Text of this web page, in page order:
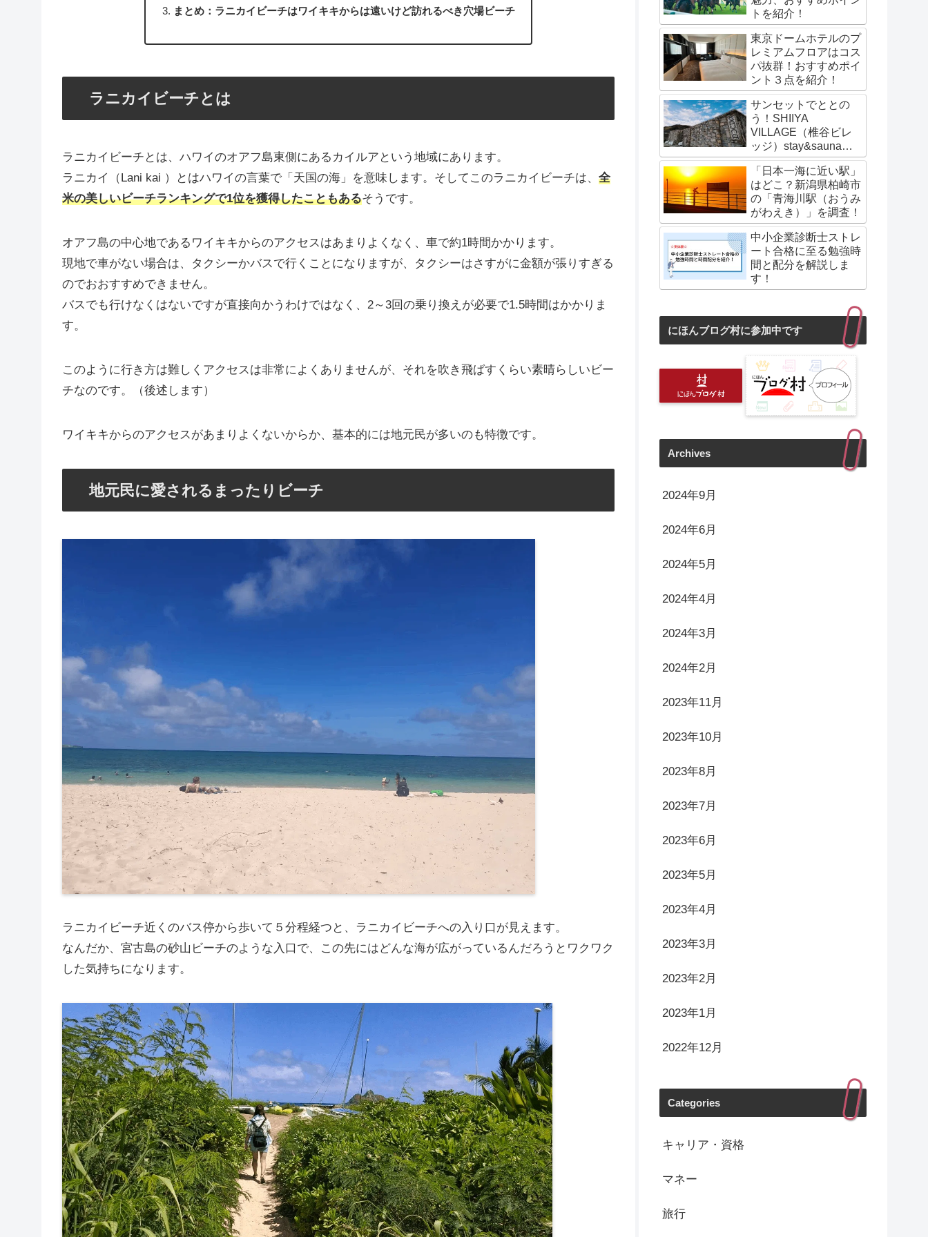
まとめ：ラニカイビーチはワイキキからは遠いけど訪れるべき穴場ビーチ
ラニカイビーチとは
ラニカイビーチとは、ハワイのオアフ島東側にあるカイルアという地域にあります。
ラニカイ（Lani kai ）とはハワイの言葉で「天国の海」を意味します。そしてこのラニカイビーチは、 全
米の美しいビーチランキングで1位を獲得したこともあるそうです。
オアフ島の中心地であるワイキキからのアクセスはあまりよくなく、車で約1時間かかります。
現地で車がない場合は、タクシーかバスで行くことになりますが、タクシーはさすがに金額が張りすぎる
のでおおすすめできません。
バスでも行けなくはないですが直接向かうわけではなく、2～3回の乗り換えが必要で1.5時間はかかりま
す。
このように行き方は難しくアクセスは非常によくありませんが、それを吹き飛ばすくらい素晴らしいビー
チなのです。（後述します）
ワイキキからのアクセスがあまりよくないからか、基本的には地元民が多いのも特徴です。
地元民に愛されるまったりビーチ
ラニカイビーチ近くのバス停から歩いて５分程経つと、ラニカイビーチへの入り口が見えます。
なんだか、宮古島の砂山ビーチのような入口で、この先にはどんな海が広がっているんだろうとワクワク
した気持ちになります。
トを紹介！
東京ドームホテルのプ
レミアムフロアはコス
パ抜群！おすすめポイ
ント３点を紹介！
サンセットでととの
う！SHIIYA
VILLAGE（椎谷ビレ
ッジ）stay&saunaの
サウナ体験談を紹介！
「日本一海に近い駅」
はどこ？新潟県柏崎市
の「青海川駅（おうみ
がわえき）」を調査！
中小企業診断士ストレ
ート合格に至る勉強時
間と配分を解説しま
す！
にほんブログ村に参加中です
Archives
2024年9月
2024年6月
2024年5月
2024年4月
2024年3月
2024年2月
2023年11月
2023年10月
2023年8月
2023年7月
2023年6月
2023年5月
2023年4月
2023年3月
2023年2月
2023年1月
2022年12月
Categories
キャリア・資格
マネー
旅行